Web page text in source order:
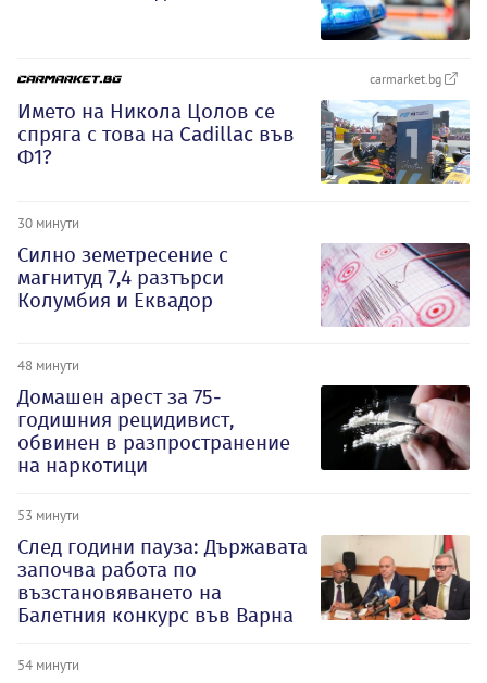
carmarket.bg
Името на Никола Цолов се
спряга с това на Cadillac във
Ф1?
30 минути
Силно земетресение с
магнитуд 7,4 разтърси
Колумбия и Еквадор
48 минути
Домашен арест за 75-
годишния рецидивист,
обвинен в разпространение
на наркотици
53 минути
След години пауза: Държавата
започва работа по
възстановяването на
Балетния конкурс във Варна
54 минути